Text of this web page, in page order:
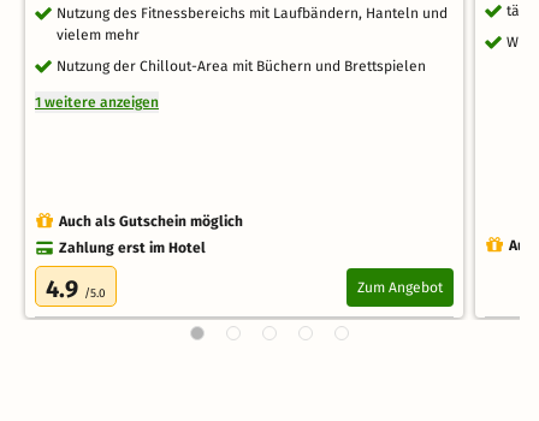
Nutzung des Fitnessbereichs mit Laufbändern, Hanteln und
vielem mehr
Nutzung der Chillout-Area mit Büchern und Brettspielen
1 weitere anzeigen
Auch als Gutschein möglich
Zahlung erst im Hotel
4.9 /5.0 Zum Angebot